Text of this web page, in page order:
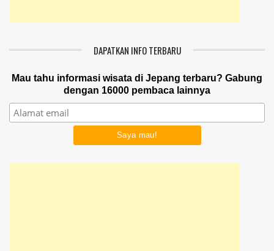
DAPATKAN INFO TERBARU
Mau tahu informasi wisata di Jepang terbaru? Gabung
dengan 16000 pembaca lainnya